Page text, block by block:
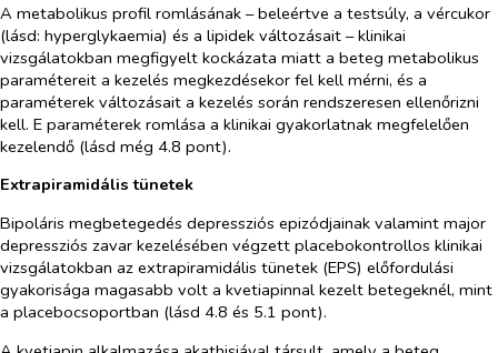
A metabolikus profil romlásának – beleértve a testsúly, a vércukor
(lásd: hyperglykaemia) és a lipidek változásait – klinikai
vizsgálatokban megfigyelt kockázata miatt a beteg metabolikus
paramétereit a kezelés megkezdésekor fel kell mérni, és a
paraméterek változásait a kezelés során rendszeresen ellenőrizni
kell. E paraméterek romlása a klinikai gyakorlatnak megfelelően
kezelendő (lásd még 4.8 pont).
Extrapiramidális tünetek
Bipoláris megbetegedés depressziós epizódjainak valamint major
depressziós zavar kezelésében végzett placebokontrollos klinikai
vizsgálatokban az extrapiramidális tünetek (EPS) előfordulási
gyakorisága magasabb volt a kvetiapinnal kezelt betegeknél, mint
a placebocsoportban (lásd 4.8 és 5.1 pont).